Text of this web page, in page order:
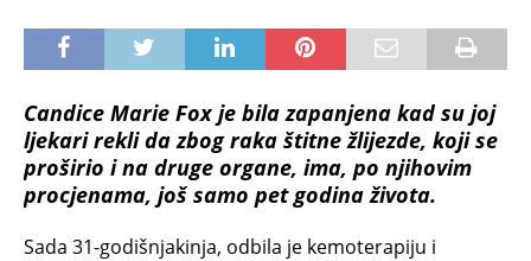
Candice Marie Fox je bila zapanjena kad su joj
ljekari rekli da zbog raka štitne žlijezde, koji se
proširio i na druge organe, ima, po njihovim
procjenama, još samo pet godina života.
Sada 31-godišnjakinja, odbila je kemoterapiju i